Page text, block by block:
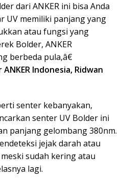
dari ANKER ini bisa Anda
UV memiliki panjang yang
atau fungsi yang
Bolder, ANKER
berbeda pula,â€
Indonesia, Ridwan
senter kebanyakan,
senter UV Bolder ini
panjang gelombang 380nm.
jejak darah atau
sudah kering atau
lagi.